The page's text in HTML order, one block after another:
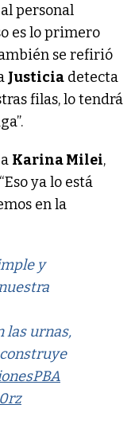
personal
es lo primero
se refirió
Justicia detecta
filas, lo tendrá
Karina Milei,
ya lo está
en la
y
las urnas,